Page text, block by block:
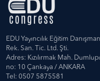
EDU Yayıncılık Eğitim
Rek. San. Tic. Ltd. Şti.
Adres: Kızılırmak Mah.
no: 10 Çankaya / ANKARA
Tel: 0507 5875581